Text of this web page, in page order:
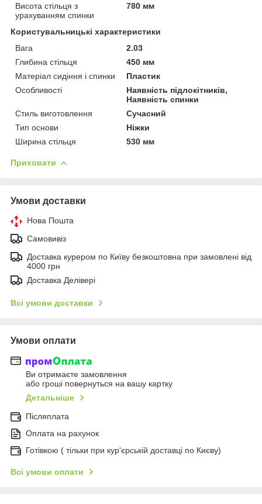
Висота стільця з
урахуванням спинки
780 мм
Користувальницькі характеристики
Вага
2.03
Глибина стільця
450 мм
Матеріал сидіння і спинки
Пластик
Особливості
Наявність підлокітників,
Наявність спинки
Стиль виготовлення
Сучасний
Тип основи
Ніжки
Ширина стільця
530 мм
Приховати
Умови доставки
Нова Пошта
Самовивіз
Доставка курером по Київу безкоштовна при замовлені від
4000 грн
Доставка Делівері
Всі умови доставки
Умови оплати
Ви отримаєте замовлення
або гроші повернуться на вашу картку
Детальніше
Післяплата
Оплата на рахунок
Готівкою ( тільки при кур'єрській доставці по Києву)
Всі умови оплати